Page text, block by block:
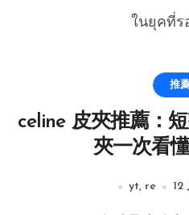
ในยุคที่ร
推
celine 皮夾推薦：
夾一次看
yt, re 12